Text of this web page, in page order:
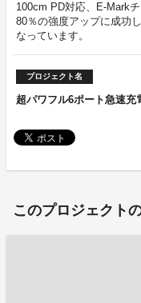
100cm PD対応、E-Mark
80％の強度アップに成功
なっています。
プロジェクト名
超パワフル6ポート急速充
このプロジェクト